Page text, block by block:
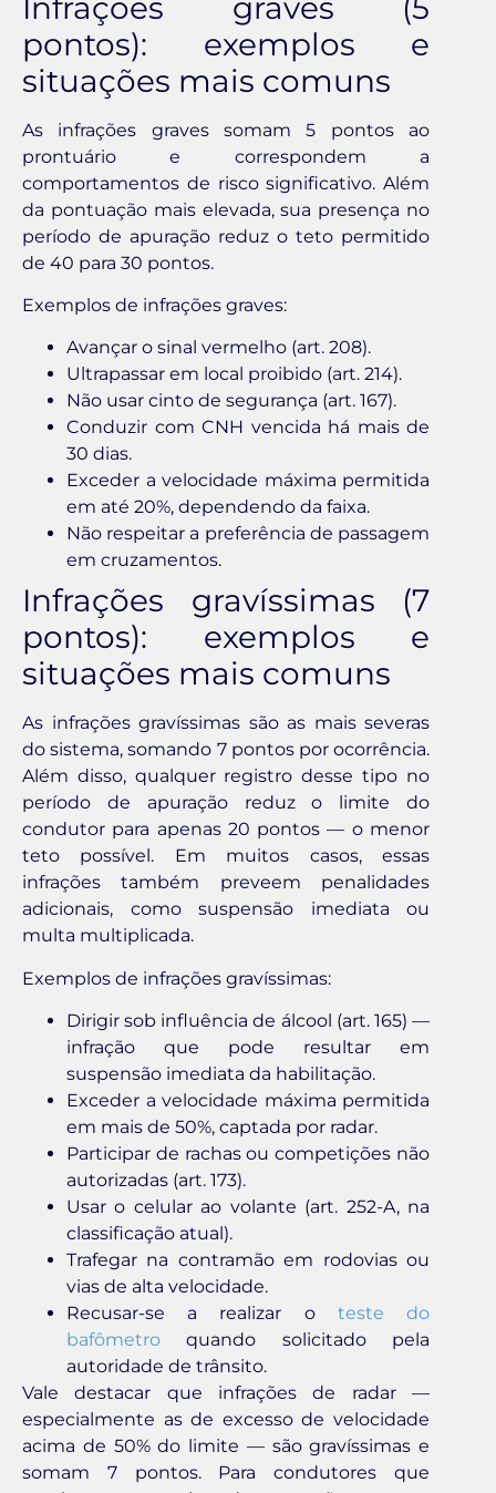
pontos): exemplos e
situações mais comuns
As infrações graves somam 5 pontos ao
prontuário e correspondem a
comportamentos de risco significativo. Além
da pontuação mais elevada, sua presença no
período de apuração reduz o teto permitido
de 40 para 30 pontos.
Exemplos de infrações graves:
Avançar o sinal vermelho (art. 208).
Ultrapassar em local proibido (art. 214).
Não usar cinto de segurança (art. 167).
Conduzir com CNH vencida há mais de
30 dias.
Exceder a velocidade máxima permitida
em até 20%, dependendo da faixa.
Não respeitar a preferência de passagem
em cruzamentos.
Infrações gravíssimas (7
pontos): exemplos e
situações mais comuns
As infrações gravíssimas são as mais severas
do sistema, somando 7 pontos por ocorrência.
Além disso, qualquer registro desse tipo no
período de apuração reduz o limite do
condutor para apenas 20 pontos — o menor
teto possível. Em muitos casos, essas
infrações também preveem penalidades
adicionais, como suspensão imediata ou
multa multiplicada.
Exemplos de infrações gravíssimas:
Dirigir sob influência de álcool (art. 165) —
infração que pode resultar em
suspensão imediata da habilitação.
Exceder a velocidade máxima permitida
em mais de 50%, captada por radar.
Participar de rachas ou competições não
autorizadas (art. 173).
Usar o celular ao volante (art. 252-A, na
classificação atual).
Trafegar na contramão em rodovias ou
vias de alta velocidade.
Recusar-se a realizar o teste do
bafômetro quando solicitado pela
autoridade de trânsito.
Vale destacar que infrações de radar —
especialmente as de excesso de velocidade
acima de 50% do limite — são gravíssimas e
somam 7 pontos. Para condutores que